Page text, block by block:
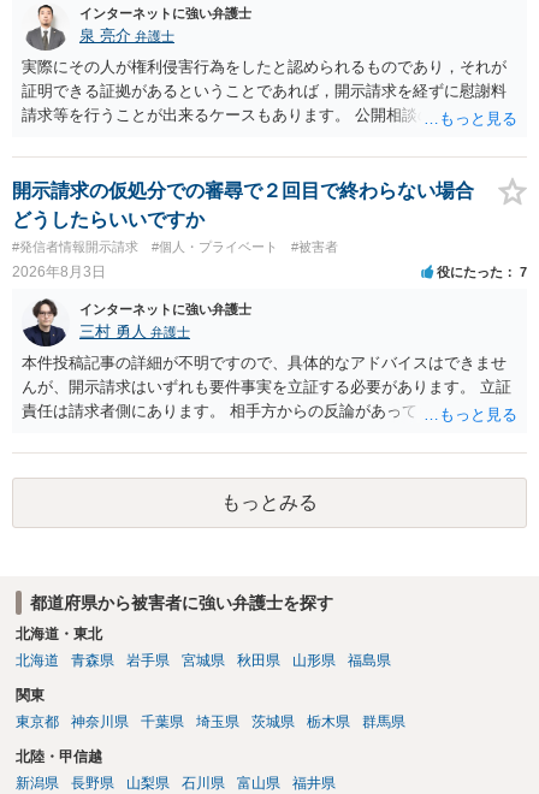
し、よってわいせつの目的で当該十六歳未満の者と面会をした者は、
二年以下の拘禁刑又は百万円以下の罰金に処する。
インターネットに強い弁護士
泉 亮介 弁護士
実際にその人が権利侵害行為をしたと認められるものであり，それが
証明できる証拠があるということであれば，開示請求を経ずに慰謝料
請求等を行うことが出来るケースもあります。 公開相談の場では回答
に個別に相談されると良いでしょう。
開示請求の仮処分での審尋で２回目で終わらない場合
どうしたらいいですか
#発信者情報開示請求 #個人・プライベート #被害者
2026年8月3日 役にたった 7
インターネットに強い弁護士
三村 勇人 弁護士
本件投稿記事の詳細が不明ですので、具体的なアドバイスはできませ
んが、開示請求はいずれも要件事実を立証する必要があります。 立証
責任は請求者側にあります。 相手方からの反論があっても、裁判官が
方が口頭で反論したのは、仮処分は迅速性が要求されるためです。 書
面での反論となれば、より遅延する可能性がございます。 また、本件
はXのため、APのIPアドレスの保存期間の問題もございます。 開示請
求は法律知識が不可欠ですが、それだけでは足りず、実務を踏まえた
もっとみる
都道府県から被害者に強い弁護士を探す
北海道・東北
北海道
青森県 岩手県 宮城県 秋田県 山形県 福島県
関東
東京都
神奈川県 千葉県 埼玉県 茨城県 栃木県 群馬県
北陸・甲信越
新潟県
長野県 山梨県 石川県 富山県 福井県